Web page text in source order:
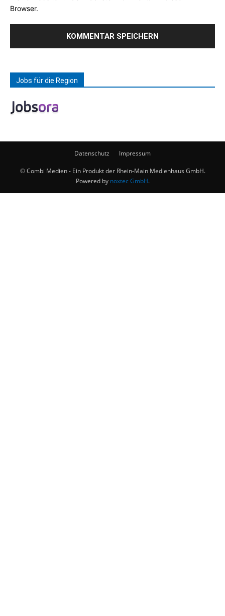
Browser.
Jobs für die Region
Datenschutz Impressum
© Combi Medien - Ein Produkt der Rhein-Main Medienhaus GmbH.
Powered by noxtec GmbH.